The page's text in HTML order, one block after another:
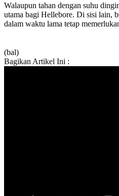
Walaupun tahan dengan suhu
utama bagi Hellebore. Di sisi lain,
dalam waktu lama tetap
(bal)
Bagikan Artikel Ini :